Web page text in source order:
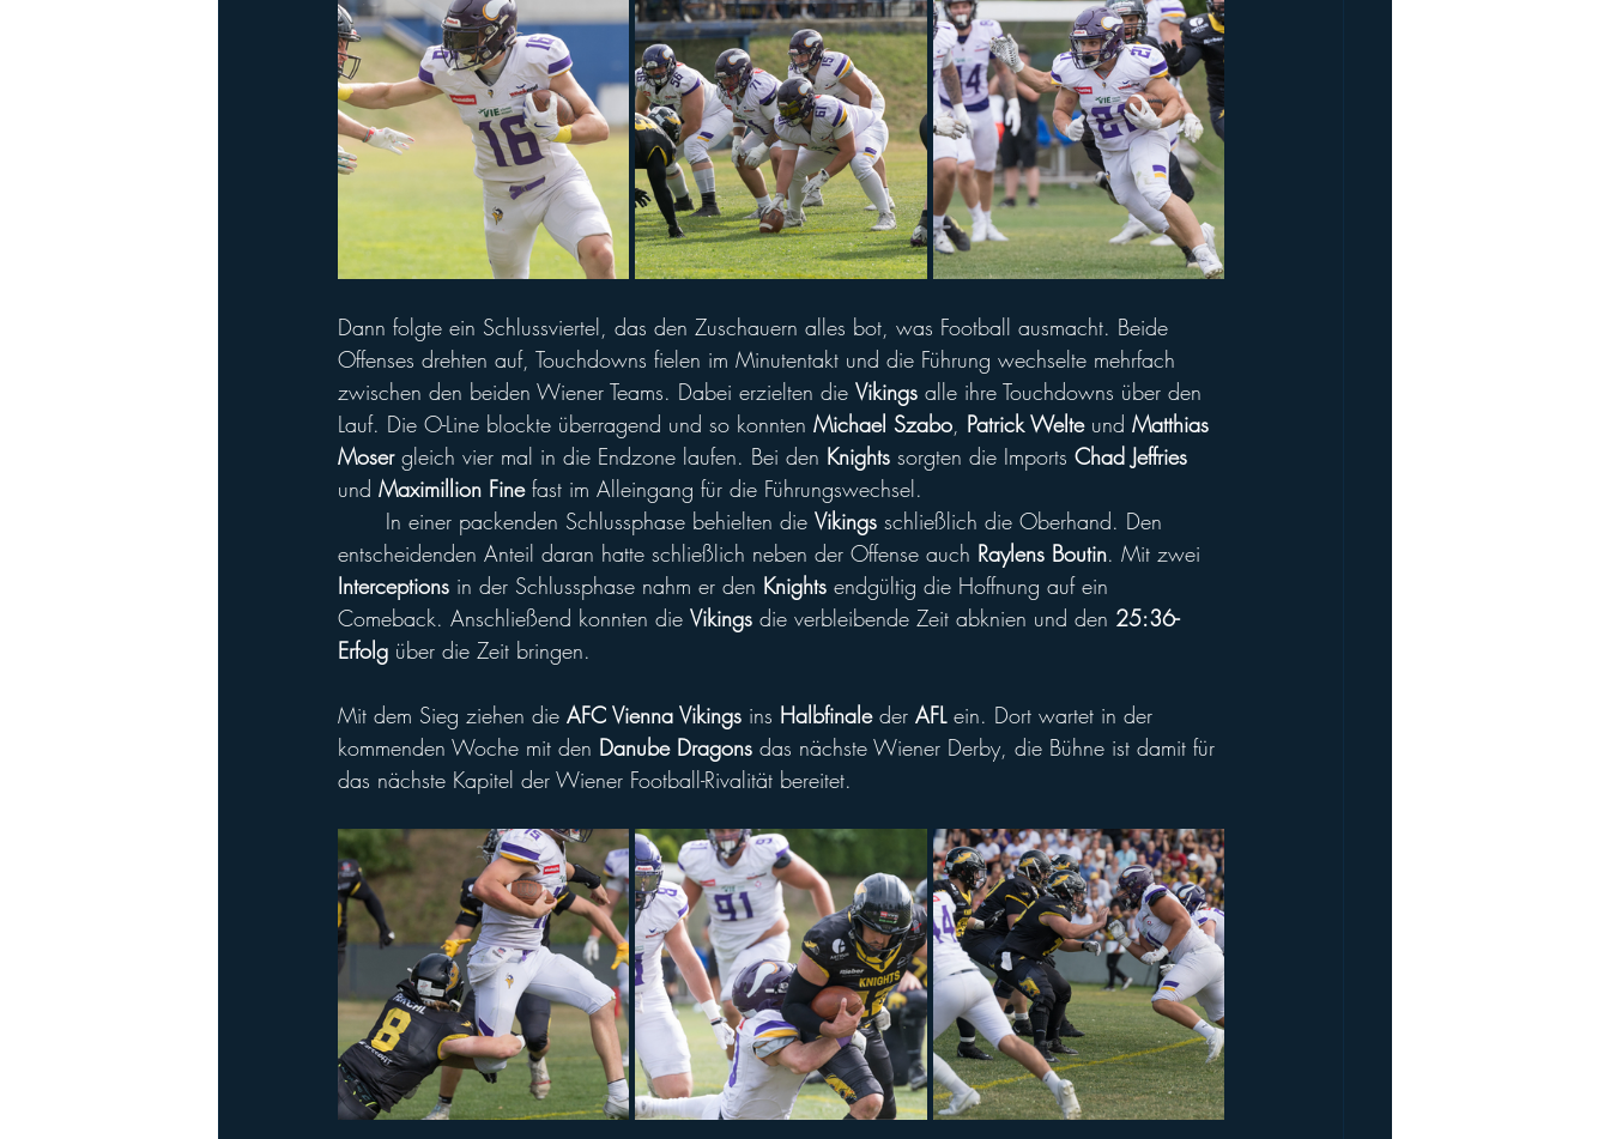
Dann folgte ein Schlussviertel, das den Zuschauern alles bot, was Football ausmacht. Beide
Offenses drehten auf, Touchdowns fielen im Minutentakt und die Führung wechselte mehrfach
zwischen den beiden Wiener Teams. Dabei erzielten die Vikings alle ihre Touchdowns über den
Lauf. Die O-Line blockte überragend und so konnten Michael Szabo, Patrick Welte und Matthias
Moser gleich vier mal in die Endzone laufen. Bei den Knights sorgten die Imports Chad Jeffries
und Maximillion Fine fast im Alleingang für die Führungswechsel.
	In einer packenden Schlussphase behielten die
Vikings schließlich die Oberhand. Den
entscheidenden Anteil daran hatte schließlich neben der Offense auch Raylens Boutin. Mit zwei
Interceptions in der Schlussphase nahm er den Knights endgültig die Hoffnung auf ein
Comeback. Anschließend konnten die Vikings die verbleibende Zeit abknien und den 25:36-
Erfolg über die Zeit bringen.
Mit dem Sieg ziehen die AFC Vienna Vikings ins Halbfinale der AFL ein. Dort wartet in der
kommenden Woche mit den Danube Dragons das nächste Wiener Derby, die Bühne ist damit für
das nächste Kapitel der Wiener Football-Rivalität bereitet.